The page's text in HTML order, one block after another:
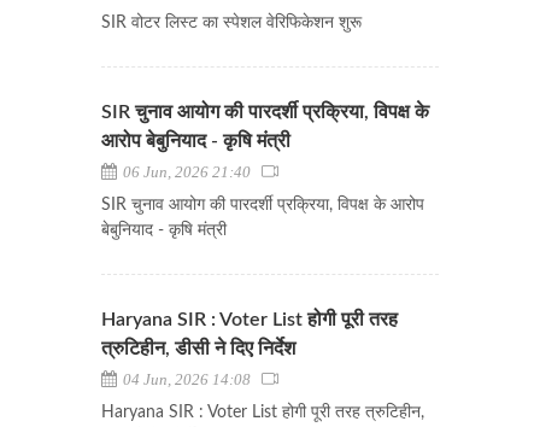
SIR वोटर लिस्ट का स्पेशल वेरिफिकेशन शुरू
SIR चुनाव आयोग की पारदर्शी प्रक्रिया, विपक्ष के
आरोप बेबुनियाद - कृषि मंत्री
06 Jun, 2026 21:40
SIR चुनाव आयोग की पारदर्शी प्रक्रिया, विपक्ष के आरोप
बेबुनियाद - कृषि मंत्री
Haryana SIR : Voter List होगी पूरी तरह
त्रुटिहीन, डीसी ने दिए निर्देश
04 Jun, 2026 14:08
Haryana SIR : Voter List होगी पूरी तरह त्रुटिहीन,